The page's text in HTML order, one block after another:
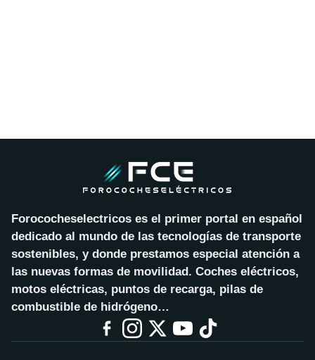
Forococheselectricos es el primer portal en español
dedicado al mundo de las tecnologías de transporte
sostenibles, y donde prestamos especial atención a
las nuevas formas de movilidad. Coches eléctricos,
motos eléctricas, puntos de recarga, pilas de
combustible de hidrógeno…